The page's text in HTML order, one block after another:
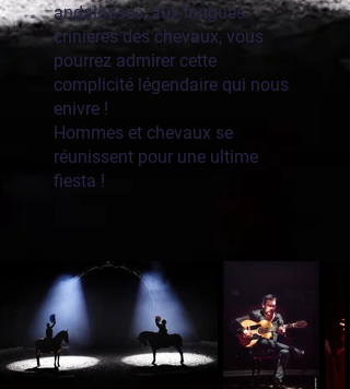
andalouses, aux longues
crinières des chevaux, vous
pourrez admirer cette
complicité légendaire qui nous
enivre !
Hommes et chevaux se
réunissent pour une ultime
fiesta !